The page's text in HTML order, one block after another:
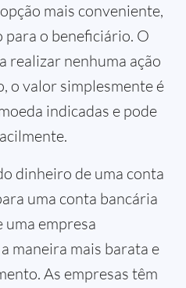
mais conveniente,
o beneficiário. O
realizar nenhuma ação
o valor simplesmente é
indicadas e pode
dinheiro de uma conta
uma conta bancária
uma empresa
maneira mais barata e
As empresas têm